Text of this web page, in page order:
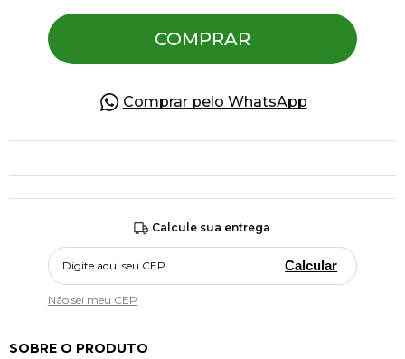
COMPRAR
Comprar pelo WhatsApp
Calcule sua entrega
Calcular
Não sei meu CEP
SOBRE O PRODUTO